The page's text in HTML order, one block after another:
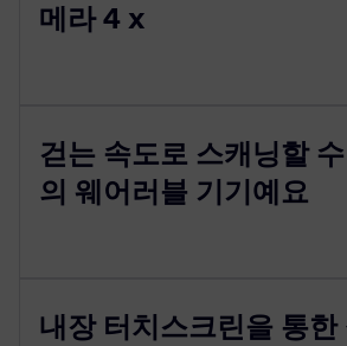
메라 4 x
걷는 속도로 스캐닝할
의 웨어러블 기기예요
내장 터치스크린을 통한